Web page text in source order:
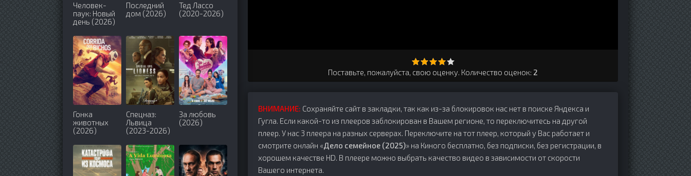
Поставьте, пожалуйста, свою оценку. Количество оценок: 2
ВНИМАНИЕ: Сохраняйте сайт в закладки, так как из-за блокировок нас нет в поиске Яндекса и
Гугла. Если какой-то из плееров заблокирован в Вашем регионе, то переключитесь на другой
плеер. У нас 3 плеера на разных серверах. Переключите на тот плеер, который у Вас работает и
смотрите онлайн «Дело семейное (2025)» на Киного бесплатно, без подписки, без регистрации, в
хорошем качестве HD. В плеере можно выбрать качество видео в зависимости от скорости
Вашего интернета.
Человек-
паук: Новый
день (2026)
Последний
дом (2026)
Тед Лассо
(2020-2026)
Гонка
животных
(2026)
Спецназ:
Львица
(2023-2026)
За любовь
(2026)